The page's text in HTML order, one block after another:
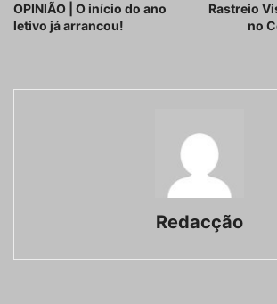
OPINIÃO | O início do ano
letivo já arrancou!
Rastreio
no
Redacção